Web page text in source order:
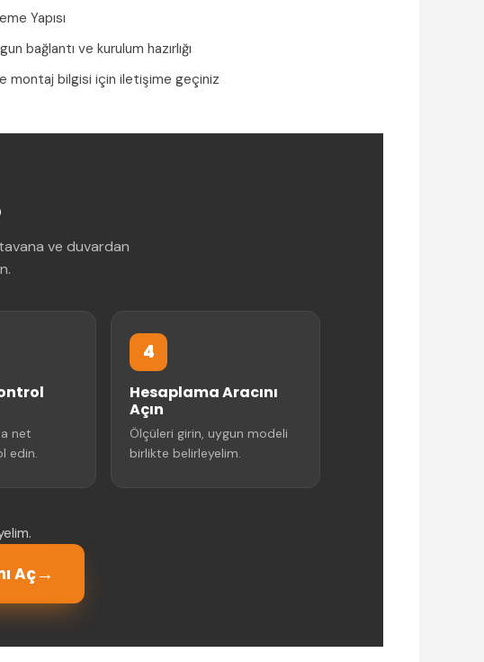
Yapısı
bağlantı ve kurulum hazırlığı
montaj bilgisi için iletişime geçiniz
ve duvardan
net
edin.
4
Hesaplama Aracını
Açın
Ölçüleri girin, uygun modeli
birlikte belirleyelim.
Aç→